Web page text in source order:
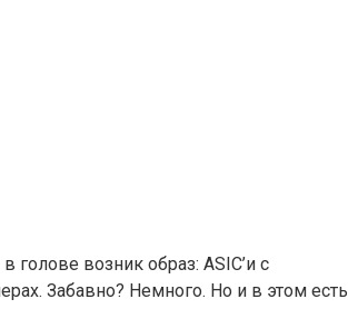
возник образ: ASIC’и с
Забавно? Немного. Но и в этом есть